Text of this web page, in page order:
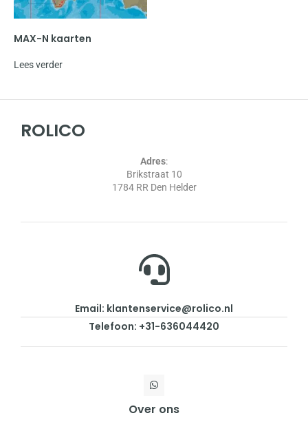
MAX-N kaarten
Lees verder
ROLICO
Adres:
Brikstraat 10
1784 RR Den Helder
Email: klantenservice@rolico.nl
Telefoon: +31-636044420
Over ons